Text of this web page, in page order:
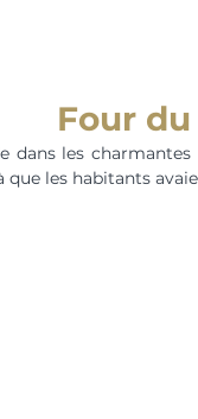
Four
dans les
que les habitants